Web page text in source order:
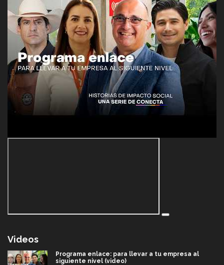
Videos
Programa enlace: para llevar a tu empresa al
siguiente nivel (video)